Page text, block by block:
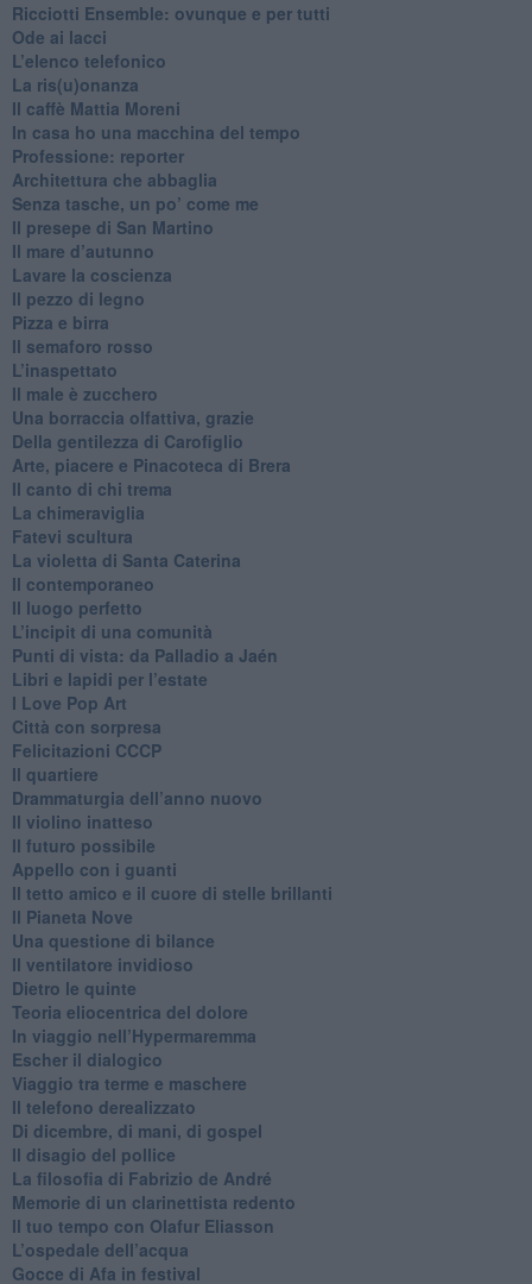
​Ricciotti Ensemble: ovunque e per tutti
Ode ai lacci
​L’elenco telefonico
​La ris(u)onanza
​Il caffè Mattia Moreni
​In casa ho una macchina del tempo
Professione: reporter
Architettura che abbaglia
​Senza tasche, un po’ come me
​Il presepe di San Martino
​Il mare d’autunno
​Lavare la coscienza
​Il pezzo di legno
​Pizza e birra
​Il semaforo rosso
​L’inaspettato
​Il male è zucchero
​Una borraccia olfattiva, grazie
​Della gentilezza di Carofiglio
Arte, piacere e Pinacoteca di Brera
​Il canto di chi trema
La chimeraviglia
​Fatevi scultura
​La violetta di Santa Caterina
​Il contemporaneo
​Il luogo perfetto
​L’incipit di una comunità
Punti di vista: da Palladio a Jaén
​Libri e lapidi per l’estate
​I Love Pop Art
Città con sorpresa
Felicitazioni CCCP
​Il quartiere
​Drammaturgia dell’anno nuovo
​Il violino inatteso
​Il futuro possibile
​Appello con i guanti
​Il tetto amico e il cuore di stelle brillanti
​Il Pianeta Nove
​Una questione di bilance
​Il ventilatore invidioso
​Dietro le quinte
​Teoria eliocentrica del dolore
In viaggio nell’Hypermaremma
​Escher il dialogico
​Viaggio tra terme e maschere
Il telefono derealizzato
​Di dicembre, di mani, di gospel
​Il disagio del pollice
​La filosofia di Fabrizio de André
Memorie di un clarinettista redento
​Il tuo tempo con Olafur Eliasson
​L’ospedale dell’acqua
​Gocce di Afa in festival